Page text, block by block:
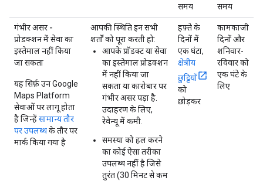
समय समय
गंभीर असर -
प्रोडक्शन में सेवा का
इस्तेमाल नहीं किया
जा सकता
यह सिर्फ़ उन Google
Maps Platform
सेवाओं पर लागू होता
है जिन्हेंसामान्य तौर
पर उपलब्धके तौर पर
मार्क किया गया है
आपकी स्थिति इन सभी
शर्तों को पूरा करती हो:
आपके प्रॉडक्ट या सेवा
का इस्तेमाल प्रोडक्शन
में नहीं किया जा
सकता या कारोबार पर
गंभीर असर पड़ा है.
उदाहरण के लिए,
रेवेन्यू में कमी.
समस्या को हल करने
का कोई ऐसा तरीका
उपलब्ध नहीं है जिसे
तुरंत (30 मिनट से कम
हफ़्ते के
दिनों में
एक घंटा,
क्षेत्रीय
छुट्टियों
को
छोड़कर
कामकाजी
दिनों और
शनिवार-
रविवार को
एक घंटे के
लिए